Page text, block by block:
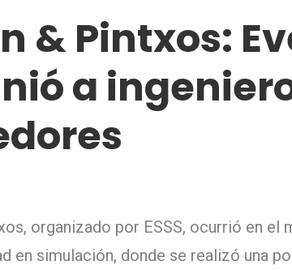
& Pintxos:
a
organizado por ESSS, ocurrió en el
en simulación, donde se realizó una